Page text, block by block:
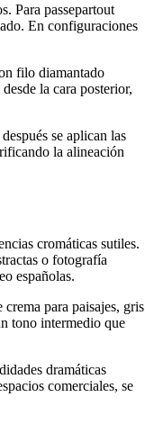
Para passepartout
En configuraciones
filo diamantado
la cara posterior,
se aplican las
la alineación
cromáticas sutiles.
o fotografía
españolas.
para paisajes, gris
tono intermedio que
dramáticas
comerciales, se